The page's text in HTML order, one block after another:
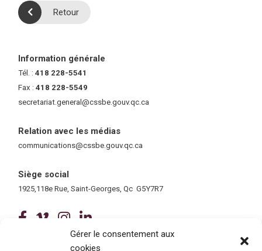
Gérer le consentement aux
cookies
Retour
Information générale
Tél. :418 228-5541
Fax :418 228-5549
secretariat.general@cssbe.gouv.qc.ca
Relation avec les médias
communications@cssbe.gouv.qc.ca
Siège social
1925,118e Rue, Saint-Georges, Qc G5Y7R7
(ce lien ouvre dans une nouvelle
(ce lien ouvre dans une nouvelle
(ce lien ouvre dans une
Tous droits réservés © 2026 Centre de services scolaire de la